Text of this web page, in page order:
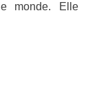
monde. Elle